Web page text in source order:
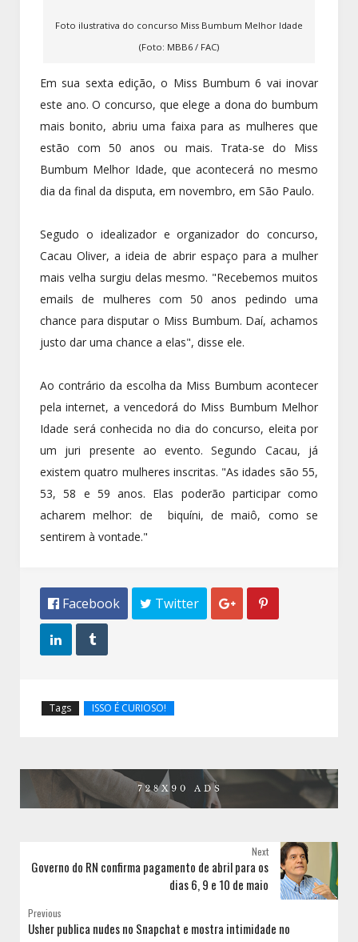
Foto ilustrativa do concurso Miss Bumbum Melhor Idade
(Foto: MBB6 / FAC)
Em sua sexta edição, o Miss Bumbum 6 vai inovar
este ano. O concurso, que elege a dona do bumbum
mais bonito, abriu uma faixa para as mulheres que
estão com 50 anos ou mais. Trata-se do Miss
Bumbum Melhor Idade, que acontecerá no mesmo
dia da final da disputa, em novembro, em São Paulo.
Segudo o idealizador e organizador do concurso,
Cacau Oliver, a ideia de abrir espaço para a mulher
mais velha surgiu delas mesmo. "Recebemos muitos
emails de mulheres com 50 anos pedindo uma
chance para disputar o Miss Bumbum. Daí, achamos
justo dar uma chance a elas", disse ele.
Ao contrário da escolha da Miss Bumbum acontecer
pela internet, a vencedorá do Miss Bumbum Melhor
Idade será conhecida no dia do concurso, eleita por
um juri presente ao evento. Segundo Cacau, já
existem quatro mulheres inscritas. "As idades são 55,
53, 58 e 59 anos. Elas poderão participar como
acharem melhor: de biquíni, de maiô, como se
sentirem à vontade."
 Facebook  Twitter  
 
Tags ISSO É CURIOSO!
Next
Governo do RN confirma pagamento de abril para os
dias 6, 9 e 10 de maio
Previous
Usher publica nudes no Snapchat e mostra intimidade no